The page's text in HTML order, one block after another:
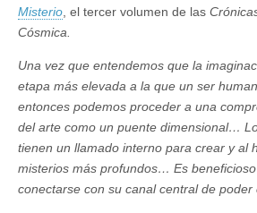
Misterio, el tercer volumen de las
Cósmica.
Una vez que entendemos que la
etapa más elevada a la que un ser
entonces podemos proceder a una
del arte como un puente dimensional…
tienen un llamado interno para crear y al
misterios más profundos… Es
conectarse con su canal central de poder